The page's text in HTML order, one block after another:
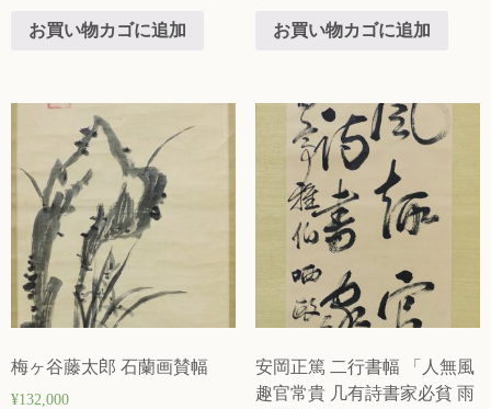
お買い物カゴに追加 お買い物カゴに追加
梅ヶ谷藤太郎 石蘭画賛幅
¥132,000
安岡正篤 二行書幅 「人無風
趣官常貴 几有詩書家必貧 雨